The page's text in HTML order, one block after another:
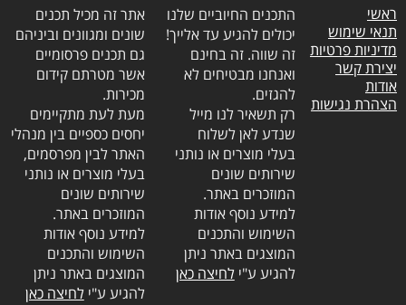
ראשי
תנאי שימוש
מדיניות פרטיות
יצירת קשר
אודות
הצהרת נגישות
התכנים החיוביים שלנו
יכולים להגיע עד אלייך!
זה שווה. זה בחינם
ואנחנו מבטיחים לא
להגזים.
רק תשאיר לנו מייל
שנדע לאן לשלוח
בעלי מוצרים או נותני
שירותים שונים
המוזכרים באתר.
למידע נוסף אודות
השימוש והתכנים
המוצגים באתר ניתן
להגיע ע"ילחיצה כאן
אתר זה מכיל תכנים
שונים ומגוונים וביניהם
גם תכנים פרסומיים
אשר מטרתם קידום
מכירות.
מעת לעת מתקיימים
יחסים כספיים בין מנהלי
האתר לבין מפרסמים,
בעלי מוצרים או נותני
שירותים שונים
המוזכרים באתר.
למידע נוסף אודות
השימוש והתכנים
המוצגים באתר ניתן
להגיע ע"ילחיצה כאן